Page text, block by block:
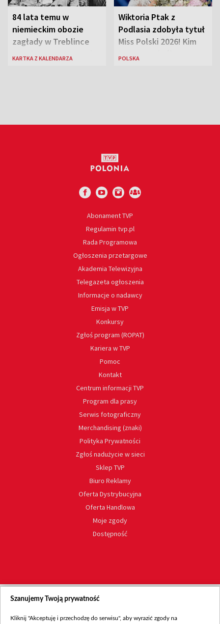
84 lata temu w
niemieckim obozie
zagłady w Treblince
zmarł Janusz Korczak
KARTKA Z KALENDARZA
Wiktoria Ptak z
Podlasia zdobyła tytuł
Miss Polski 2026! Kim
jest nowa królowa
POLSKA
Abonament TVP
Regulamin tvp.pl
Rada Programowa
Ogłoszenia przetargowe
Akademia Telewizyjna
Telegazeta ogłoszenia
Informacje o nadawcy
Emisja w TVP
Konkursy
Zgłoś program (ROPAT)
Kariera w TVP
Pomoc
Kontakt
Centrum informacji TVP
Program dla prasy
Serwis fotograficzny
Merchandising (znaki)
Polityka Prywatności
Zgłoś nadużycie w sieci
Sklep TVP
Biuro Reklamy
Oferta Dystrybucyjna
Oferta Handlowa
Moje zgody
Dostępność
Szanujemy Twoją prywatność
Kliknij "Akceptuję i przechodzę do serwisu", aby wyrazić zgody na